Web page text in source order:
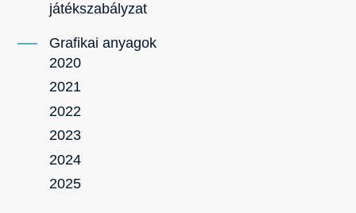
játékszabályzat
Grafikai anyagok
2020
2021
2022
2023
2024
2025